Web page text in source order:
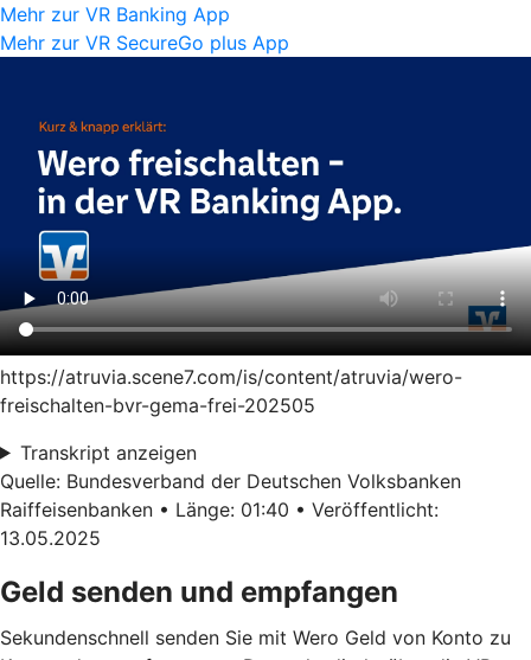
Mehr zur VR Banking App
Mehr zur VR SecureGo plus App
https://atruvia.scene7.com/is/content/atruvia/wero-
freischalten-bvr-gema-frei-202505
Transkript anzeigen
Quelle: Bundesverband der Deutschen Volksbanken
Raiffeisenbanken • Länge: 01:40 • Veröffentlicht:
13.05.2025
Geld senden und empfangen
Sekundenschnell senden Sie mit Wero Geld von Konto zu